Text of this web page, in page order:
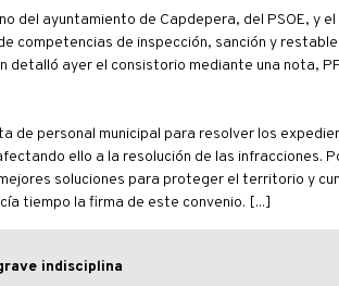
del ayuntamiento de Capdepera, del PSOE, y
competencias de inspección, sanción y
detalló ayer el consistorio mediante una nota,
de personal municipal para resolver los
ello a la resolución de las infracciones.
soluciones para proteger el territorio y
tiempo la firma de este convenio. [...]
indisciplina